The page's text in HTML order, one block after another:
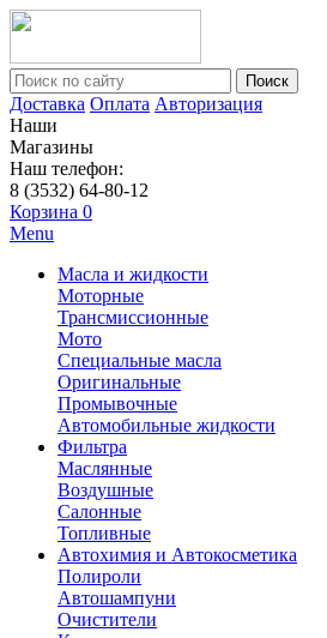
Поиск
Доставка Оплата Авторизация
Наши
Магазины
Наш телефон:
8 (3532) 64-80-12
Корзина 0
Menu
Масла и жидкости
Моторные
Трансмиссионные
Мото
Специальные масла
Оригинальные
Промывочные
Автомобильные жидкости
Фильтра
Маслянные
Воздушные
Салонные
Топливные
Автохимия и Автокосметика
Полироли
Автошампуни
Очистители